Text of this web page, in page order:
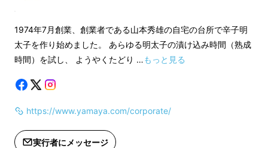
■Makuake割特典
1974年7月創業、創業者である山本秀雄の自宅の台所で辛子明
太子を作り始めました。 あらゆる明太子の漬け込み時間（熟成
時間）を試し、 ようやくたどり …もっと見る
https://www.yamaya.com/corporate/
実行者にメッセージ